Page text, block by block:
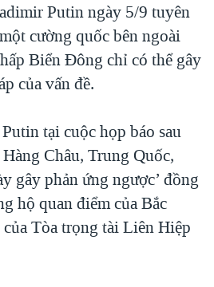
KIM TẠI VIỆT NAM
CHÍNH PHỦ VIỆT NAM
SÓNG TRỘM HẢI SÂM
Putin ngày 5/9 tuyên
cường quốc bên ngoài
Biển Đông chỉ có thể gây
của vấn đề.
tại cuộc họp báo sau
Châu, Trung Quốc,
gây phản ứng ngược’ đồng
hộ quan điểm của Bắc
Tòa trọng tài Liên Hiệp